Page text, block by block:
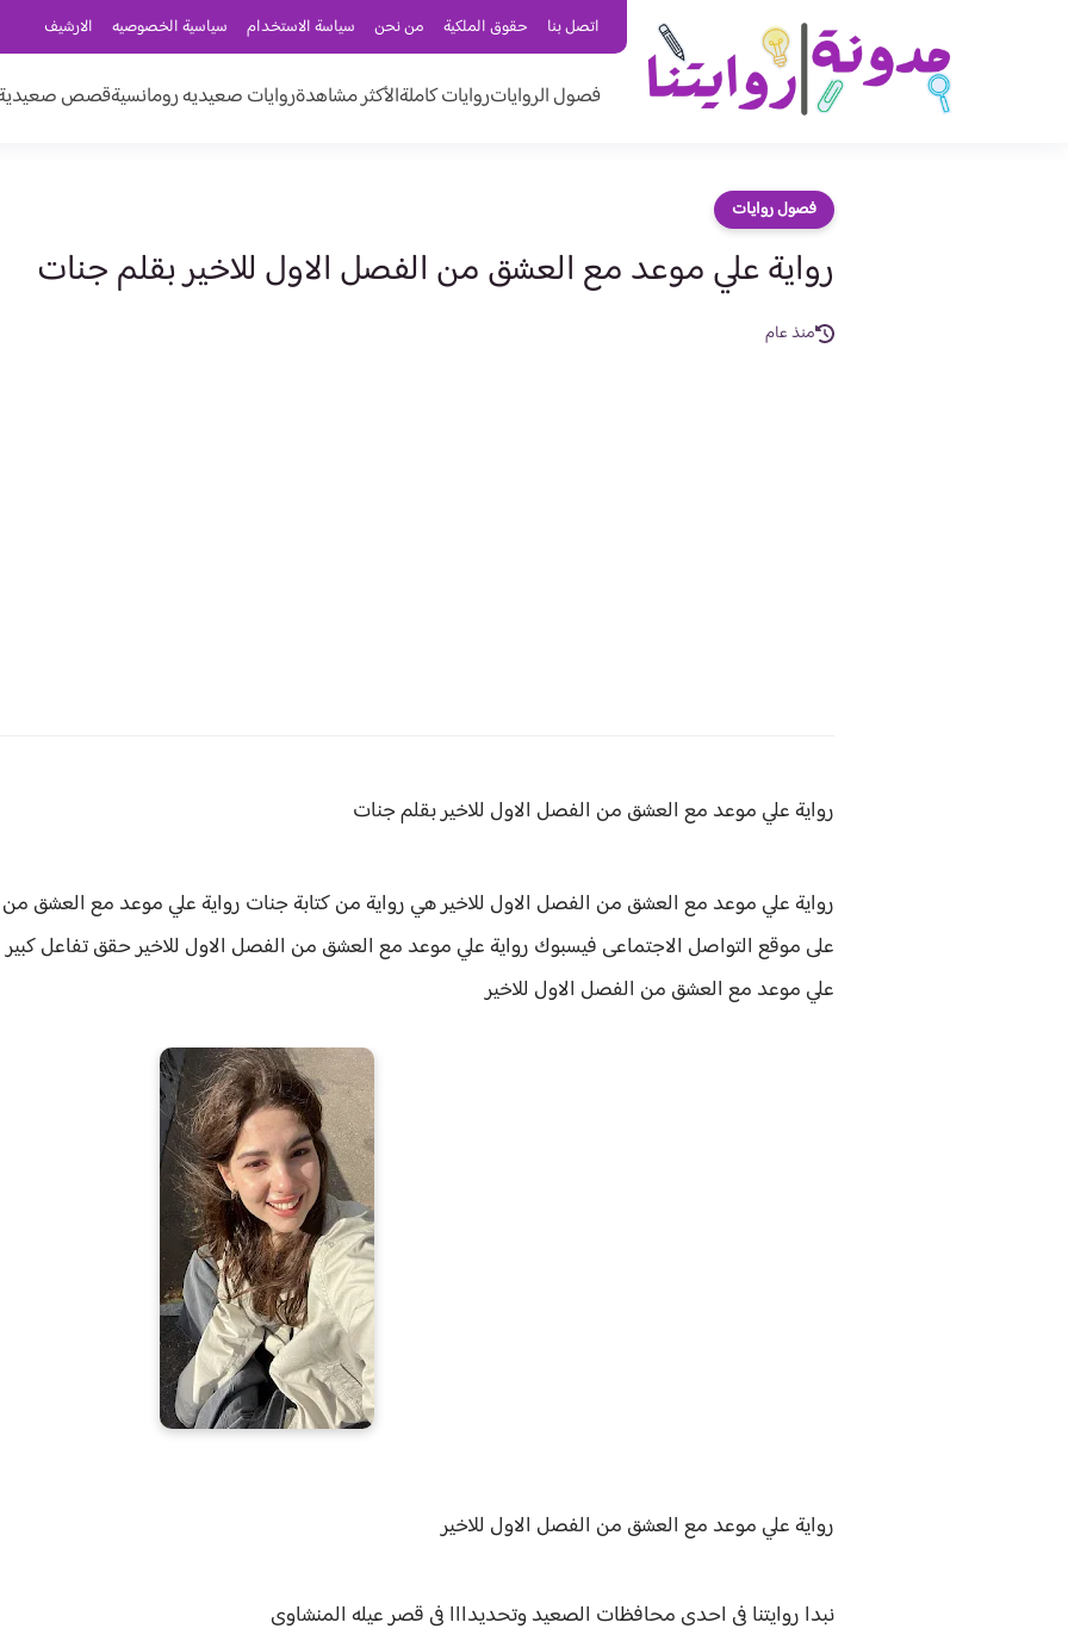
اتصل بنا حقوق الملكية من نحن سياسة الاستخدام سياسية الخصوصيه الارشيف
فصول الرواياتروايات كاملةالأكثر مشاهدةروايات صعيديه رومانسيةقصص صعيدية
فصول روايات
رواية علي موعد مع العشق من الفصل الاول للاخير بقلم جنات
منذ عام
رواية علي موعد مع العشق من الفصل الاول للاخير بقلم جنات
رواية علي موعد مع العشق من الفصل الاول للاخير هي رواية من كتابة جنات رواية علي موعد مع العشق
على موقع التواصل الاجتماعى فيسبوك رواية علي موعد مع العشق من الفصل الاول للاخير حققتفاعل
علي موعد مع العشق من الفصل الاول للاخير
رواية علي موعد مع العشق من الفصل الاول للاخير
نبدا روايتنا فى احدى محافظات الصعيد وتحديدااا فى قصر عيله المنشاوى